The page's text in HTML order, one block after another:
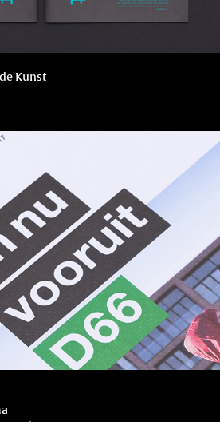
Kunst